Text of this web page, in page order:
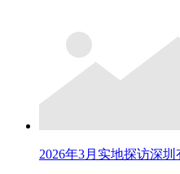
2026年3月实地探访深